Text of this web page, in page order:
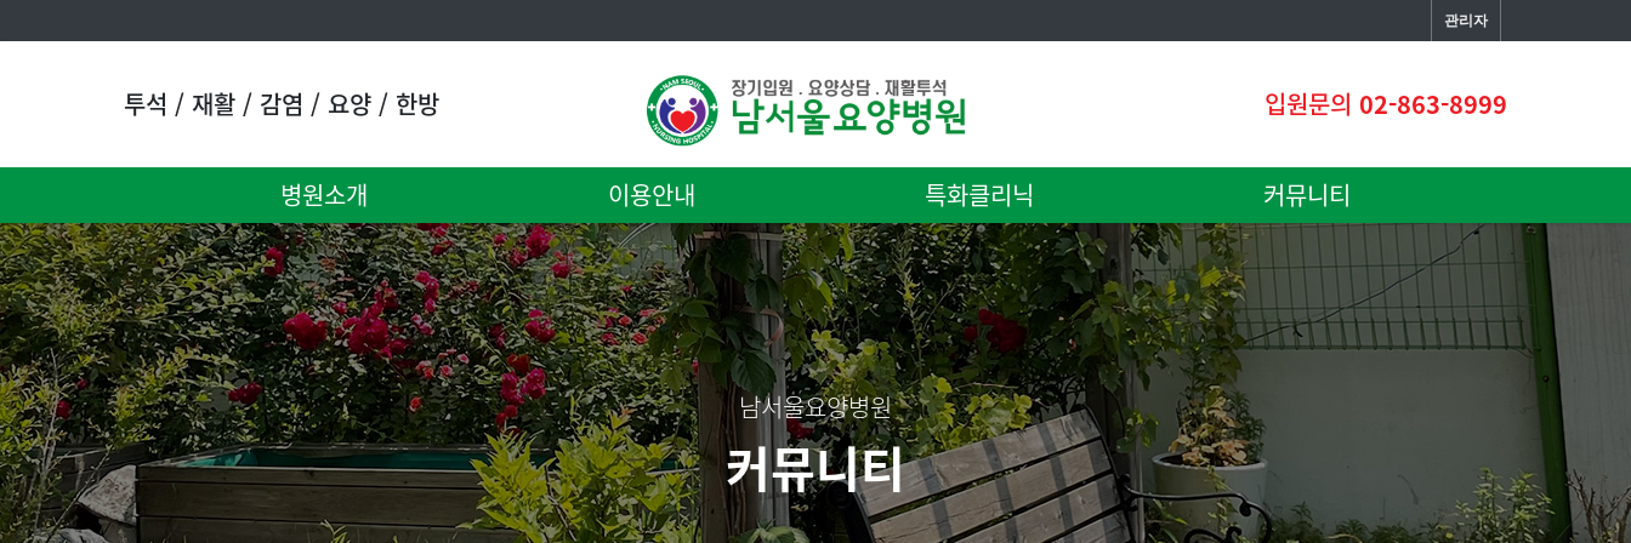
관리자
투석 / 재활 / 감염 / 요양 / 한방 입원문의 02-863-8999
병원소개 이용안내 특화클리닉 커뮤니티
남서울요양병원
커뮤니티